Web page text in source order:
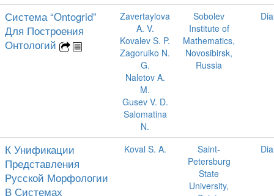
Система “Ontogrid”
Для Построения
Онтологий
Zavertaylova
A. V.
Kovalev S. P.
Zagoruiko N.
G.
Naletov A.
M.
Gusev V. D.
Salomatina
N.
Sobolev
Institute of
Mathematics,
Novosibirsk,
Russia
К Унификации
Представления
Русской Морфологии
В Системах
Koval S. A.
Saint-
Petersburg
State
University,